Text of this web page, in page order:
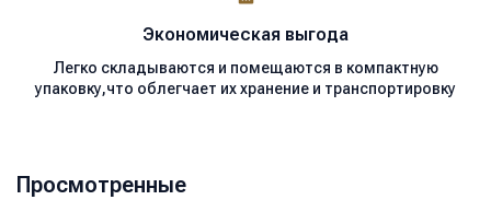
Экономическая выгода
Легко складываются и помещаются в компактную
упаковку,что облегчает их хранение и транспортировку
Просмотренные